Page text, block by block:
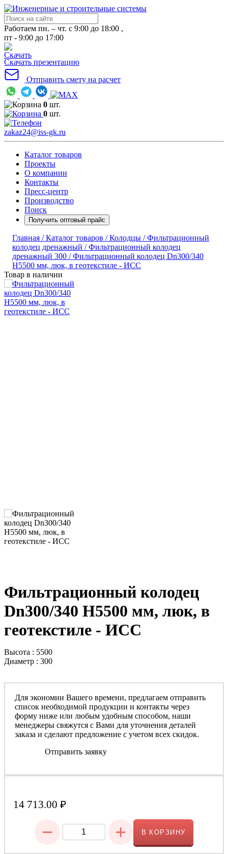
Работаем пн. – чт. с 9:00 до 18:00 ,
пт - 9:00 до 17:00
Скачать презентацию
Отправить смету на расчет
0 шт.
0 шт.
zakaz24@iss-gk.ru
Каталог товаров
Проекты
О компании
Контакты
Пресс-центр
Производство
Поиск
Получить оптовый прайс
Главная /Каталог товаров /Колодцы /Фильтрационный
колодец дренажный /Фильтрационный колодец
дренажный 300 /Фильтрационный колодец Dn300/340
H5500 мм, люк, в геотекстиле - ИСС
Товар в наличии
Фильтрационный колодец
Dn300/340 H5500 мм, люк, в
геотекстиле - ИСС
Высота : 5500
Диаметр : 300
Для экономии Вашего времени, предлагаем отправить
список необходимой продукции и контакты через
форму ниже или любым удобным способом, наши
менеджеры свяжутся с Вами для уточнения деталей
заказа и сделают предложение с учетом всех скидок.
Отправить заявку
14 713.00 ₽
− + В КОРЗИНУ